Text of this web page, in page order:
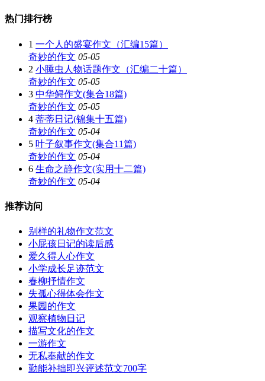
热门排行榜
1 一个人的盛宴作文（汇编15篇）
奇妙的作文 05-05
2 小睡虫人物话题作文（汇编二十篇）
奇妙的作文 05-05
3 中华鲟作文(集合18篇)
奇妙的作文 05-05
4 蒂蒂日记(锦集十五篇)
奇妙的作文 05-04
5 叶子叙事作文(集合11篇)
奇妙的作文 05-04
6 生命之静作文(实用十二篇)
奇妙的作文 05-04
推荐访问
别样的礼物作文范文
小屁孩日记的读后感
爱久得人心作文
小学成长足迹范文
春柳抒情作文
失孤心得体会作文
果园的作文
观察植物日记
描写文化的作文
一游作文
无私奉献的作文
勤能补拙即兴评述范文700字